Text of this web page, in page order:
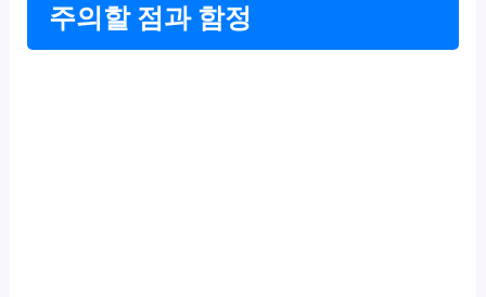
주의할 점과 함정